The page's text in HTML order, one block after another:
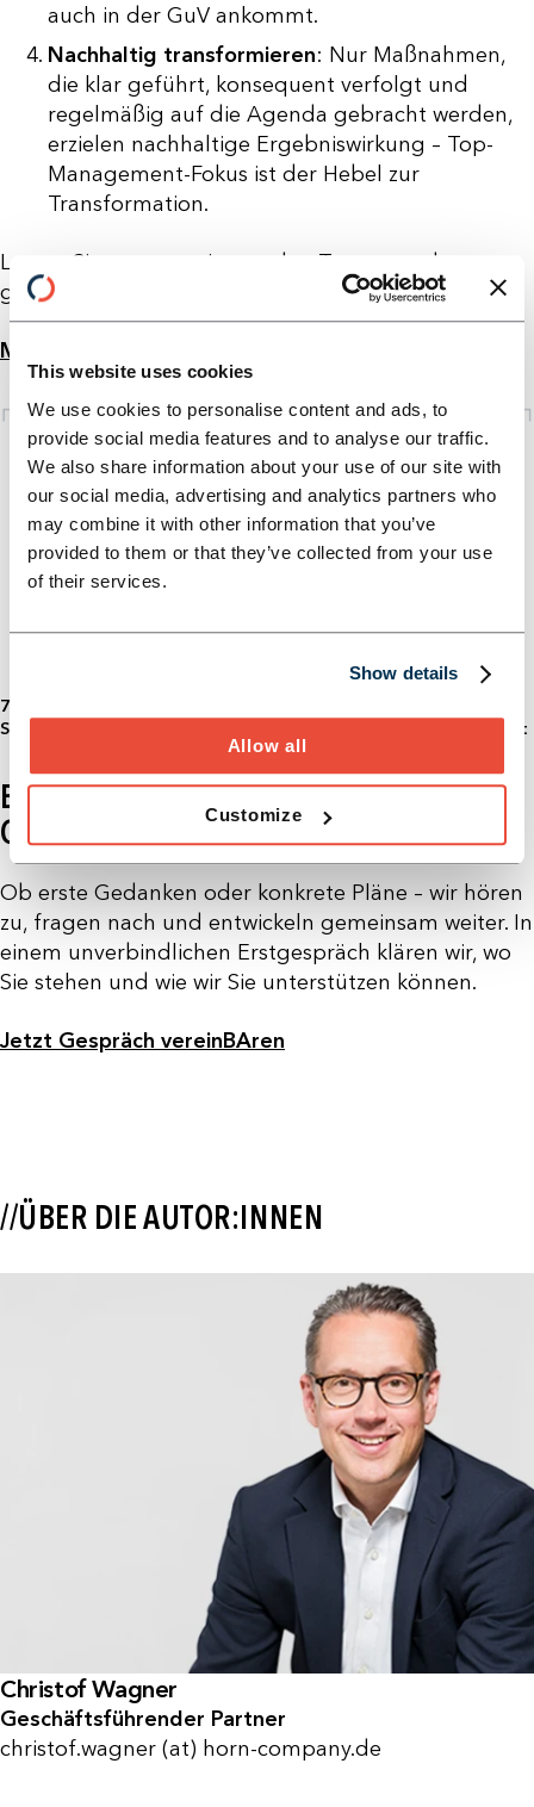
This website uses cookies
We use cookies to personalise content and ads, to
provide social media features and to analyse our traffic.
We also share information about your use of our site with
our social media, advertising and analytics partners who
may combine it with other information that you’ve
provided to them or that they’ve collected from your use
of their services.
Show details
Allow all
Customize
auch in der GuV ankommt.
Nachhaltig transformieren: Nur Maßnahmen,
die klar geführt, konsequent verfolgt und
regelmäßig auf die Agenda gebracht werden,
erzielen nachhaltige Ergebniswirkung – Top-
Management-Fokus ist der Hebel zur
Transformation.
Lassen Sie uns gemeinsam den Turnaround
gestalten –
let’s connect & turnaround!
Mehr erfahren
70% aller Transformationen scheitern – wir liefern die Struktur,
Steuerung und Energie, die Ihre Transformation zum Erfolg führt
BEREIT, DEN NÄCHSTEN SCHRITT ZU
GEHEN?
Ob erste Gedanken oder konkrete Pläne – wir hören
zu, fragen nach und entwickeln gemeinsam weiter. In
einem unverbindlichen Erstgespräch klären wir, wo
Sie stehen und wie wir Sie unterstützen können.
Jetzt Gespräch vereinBAren
//ÜBER DIE AUTOR:INNEN
Christof Wagner
Geschäftsführender Partner
christof.wagner (at) horn-company.de